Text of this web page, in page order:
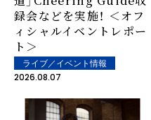
録会などを実施！ ＜オフ
ィシャルイベントレポー
ト＞
ライブ／イベント情報
2026.08.07